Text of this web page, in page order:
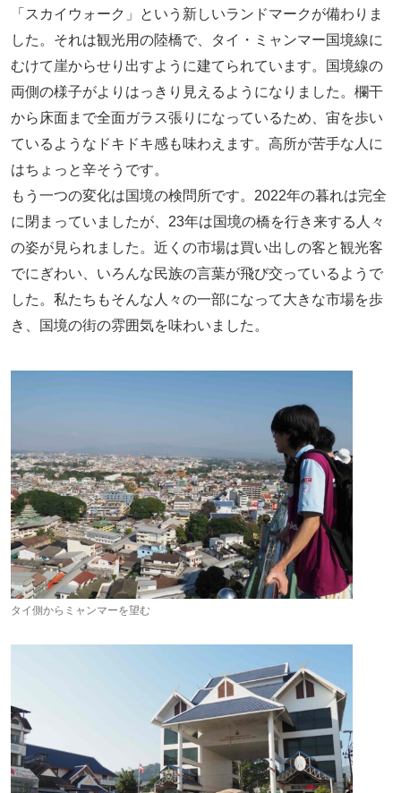
「スカイウォーク」という新しいランドマークが備わりま
した。それは観光用の陸橋で、タイ・ミャンマー国境線に
むけて崖からせり出すように建てられています。国境線の
両側の様子がよりはっきり見えるようになりました。欄干
から床面まで全面ガラス張りになっているため、宙を歩い
ているようなドキドキ感も味わえます。高所が苦手な人に
はちょっと辛そうです。
もう一つの変化は国境の検問所です。2022年の暮れは完全
に閉まっていましたが、23年は国境の橋を行き来する人々
の姿が見られました。近くの市場は買い出しの客と観光客
でにぎわい、いろんな民族の言葉が飛び交っているようで
した。私たちもそんな人々の一部になって大きな市場を歩
き、国境の街の雰囲気を味わいました。
タイ側からミャンマーを望む